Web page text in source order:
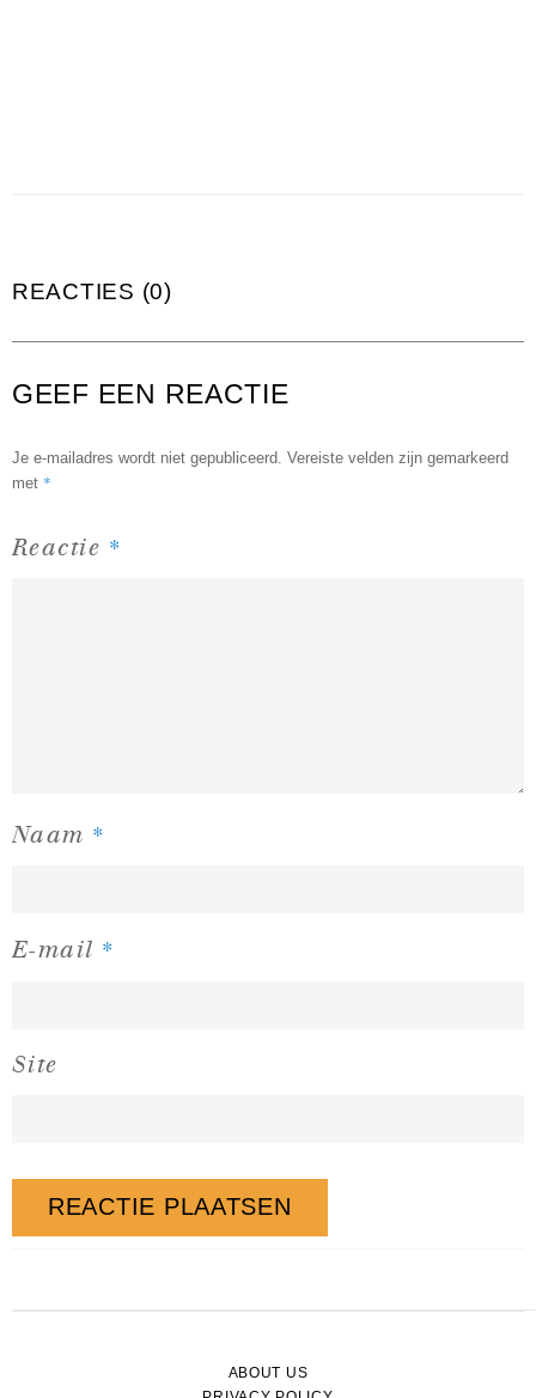
REACTIES (0)
GEEF EEN REACTIE
Je e-mailadres wordt niet gepubliceerd. Vereiste velden zijn gemarkeerd
met *
Reactie *
Naam *
E-mail *
Site
ABOUT US